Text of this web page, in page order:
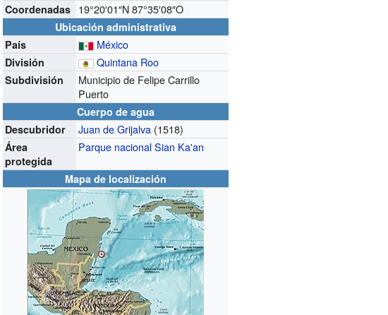
Coordenadas 19°20′01″N 87°35′08″O
Ubicación administrativa
País
México
División Quintana Roo
Subdivisión
Municipio de Felipe Carrillo
Puerto
Cuerpo de agua
Descubridor
Juan de Grijalva (1518)
Área
protegida
Parque nacional Sian Ka'an
Mapa de localización